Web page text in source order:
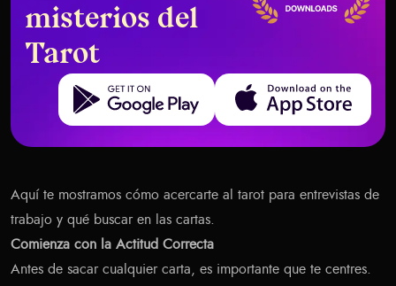
misterios del
Tarot
Get it on Google Play Download on the App Store
Aquí te mostramos cómo acercarte al tarot para entrevistas de
trabajo y qué buscar en las cartas.
Comienza con la Actitud Correcta
Antes de sacar cualquier carta, es importante que te centres.